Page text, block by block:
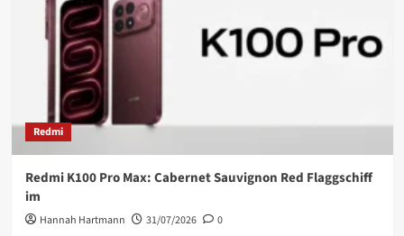
Redmi
Redmi K100 Pro Max: Cabernet Sauvignon Red Flaggschiff
im
Hannah Hartmann 31/07/2026 0